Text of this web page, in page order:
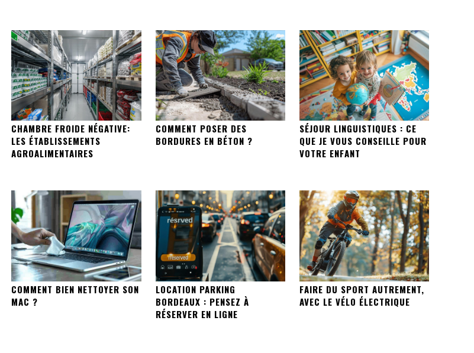
CHAMBRE FROIDE NÉGATIVE:
LES ÉTABLISSEMENTS
AGROALIMENTAIRES
COMMENT POSER DES
BORDURES EN BÉTON ?
SÉJOUR LINGUISTIQUES : CE
QUE JE VOUS CONSEILLE POUR
VOTRE ENFANT
COMMENT BIEN NETTOYER SON
MAC ?
LOCATION PARKING
BORDEAUX : PENSEZ À
RÉSERVER EN LIGNE
FAIRE DU SPORT AUTREMENT,
AVEC LE VÉLO ÉLECTRIQUE